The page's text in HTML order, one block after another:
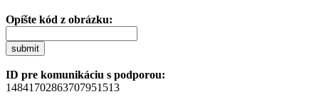
Opíšte kód z obrázku:
submit
ID pre komunikáciu s podporou:
14841702863707951513